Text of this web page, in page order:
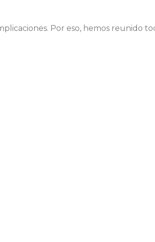
Por eso, hemos reunido